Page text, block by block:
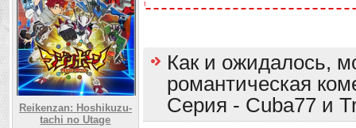
Reikenzan: Hoshikuzu-
tachi no Utage
Как и ожидалось,
романтическая
Серия - Cuba77 и